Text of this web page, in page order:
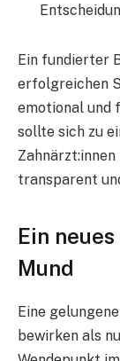
Ein fundierter
erfolgreichen
emotional und
sollte sich zu
transparent
Ein
Mund
Eine
bewirken als